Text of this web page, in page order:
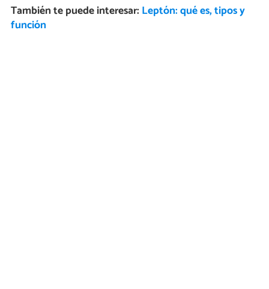
También te puede interesar: Leptón: qué es, tipos y
función